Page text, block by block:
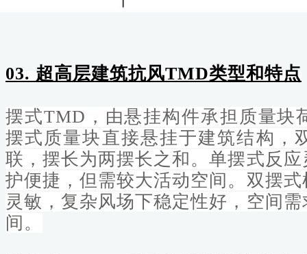
03. 超高层建筑抗风TMD类型和特点
摆式TMD ， 由悬挂构件承担质量块
摆式质量块直接悬挂于建筑结构，
联，摆长为两摆长之和。单摆式反
护便捷，但需较大活动空间。双摆
灵敏，复杂风场下稳定性好，空间
间。